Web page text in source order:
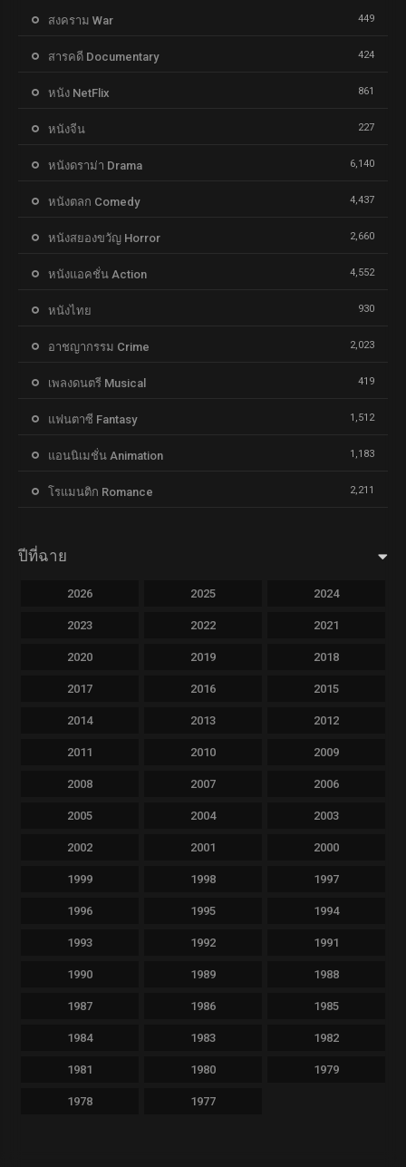
สงคราม War 449
สารคดี Documentary 424
หนัง NetFlix 861
หนังจีน 227
หนังดราม่า Drama 6,140
หนังตลก Comedy 4,437
หนังสยองขวัญ Horror 2,660
หนังแอคชั่น Action 4,552
หนังไทย 930
อาชญากรรม Crime 2,023
เพลงดนตรี Musical 419
แฟนตาซี Fantasy 1,512
แอนนิเมชั่น Animation 1,183
โรแมนติก Romance 2,211
ปีที่ฉาย
2026 2025 2024
2023 2022 2021
2020 2019 2018
2017 2016 2015
2014 2013 2012
2011 2010 2009
2008 2007 2006
2005 2004 2003
2002 2001 2000
1999 1998 1997
1996 1995 1994
1993 1992 1991
1990 1989 1988
1987 1986 1985
1984 1983 1982
1981 1980 1979
1978 1977